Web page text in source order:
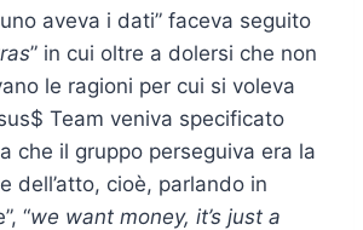
aveva i dati” faceva seguito
” in cui oltre a dolersi che non
le ragioni per cui si voleva
Team veniva specificato
che il gruppo perseguiva era la
dell’atto, cioè, parlando in
“we want money, it’s just a